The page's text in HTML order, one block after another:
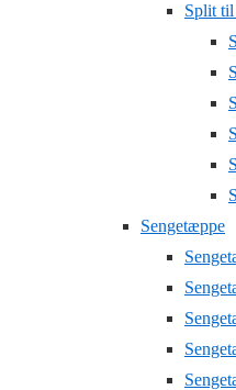
Split til
Sengetæppe